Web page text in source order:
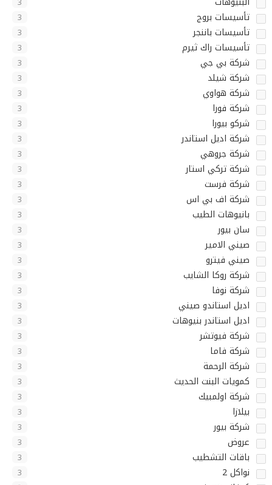
تأسيسات بروج 3
تأسيسات باننجر 3
تأسيسات راك ثيرم 3
شركة بي جي 3
شركة شيلد 3
شركة هواوي 3
شركة فورا 3
شركو بيورا 3
شركة اديل استاندر 3
شركة جروهي 3
شركة تركي استار 3
شركة فرست 3
شركة اف بي اس 3
بانيوهات الطيب 3
سان بيور 3
صيني الامير 3
صيني فيترو 3
شركة روكا الشايب 3
شركة نوفا 3
اديل استاندو صيني 3
اديل استاندر بنيوهات 3
شركة فيوتشر 3
شركة فاما 3
شركة الرحمة 3
كمويات البنت الحديث 3
شركة اولمبيك 3
بيلازا 3
شركة بيور 3
عروض 3
باقات التشطيب 3
نواكل 2 3